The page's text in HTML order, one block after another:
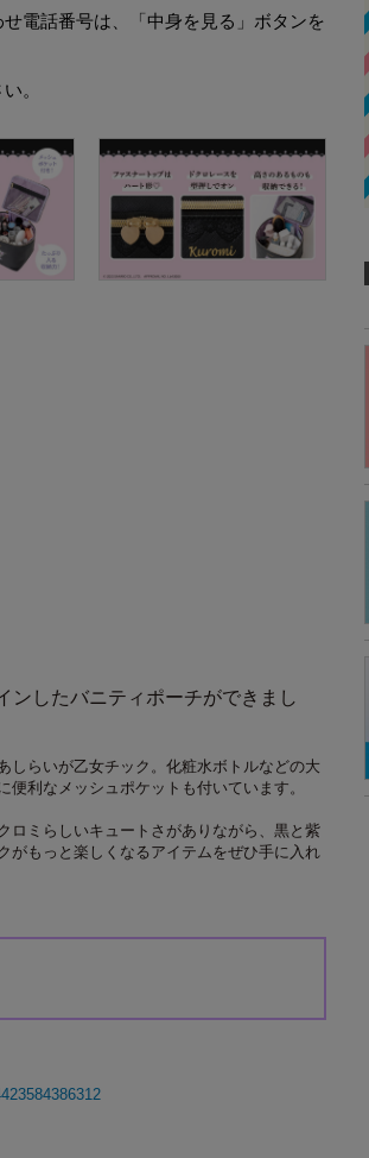
電話番号は、「中身を見る」ボタンを
。
ンしたバニティポーチができまし
しらいが乙女チック。化粧水ボトルなどの大
利なメッシュポケットも付いています。
ロミらしいキュートさがありながら、黒と紫
がもっと楽しくなるアイテムをぜひ手に入れ